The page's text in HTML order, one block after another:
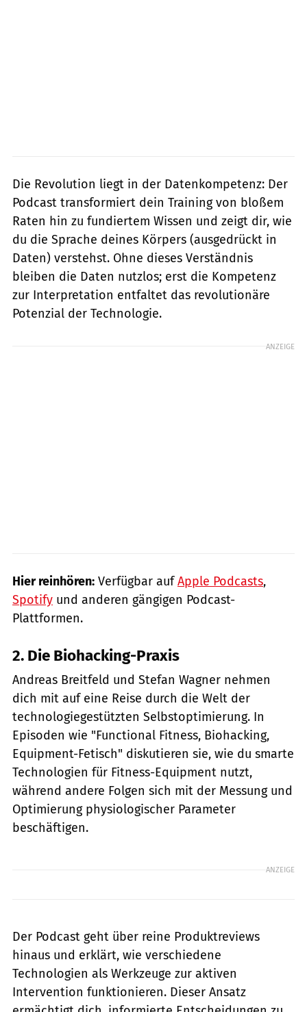
Die Revolution liegt in der Datenkompetenz: Der
Podcast transformiert dein Training von bloßem
Raten hin zu fundiertem Wissen und zeigt dir, wie
du die Sprache deines Körpers (ausgedrückt in
Daten) verstehst. Ohne dieses Verständnis
bleiben die Daten nutzlos; erst die Kompetenz
zur Interpretation entfaltet das revolutionäre
Potenzial der Technologie.
ANZEIGE
Hier reinhören: Verfügbar aufApple Podcasts,
Spotify und anderen gängigen Podcast-
Plattformen.
2. Die Biohacking-Praxis
Andreas Breitfeld und Stefan Wagner nehmen
dich mit auf eine Reise durch die Welt der
technologiegestützten Selbstoptimierung. In
Episoden wie "Functional Fitness, Biohacking,
Equipment-Fetisch" diskutieren sie, wie du smarte
Technologien für Fitness-Equipment nutzt,
während andere Folgen sich mit der Messung und
Optimierung physiologischer Parameter
beschäftigen.
ANZEIGE
Der Podcast geht über reine Produktreviews
hinaus und erklärt, wie verschiedene
Technologien als Werkzeuge zur aktiven
Intervention funktionieren. Dieser Ansatz